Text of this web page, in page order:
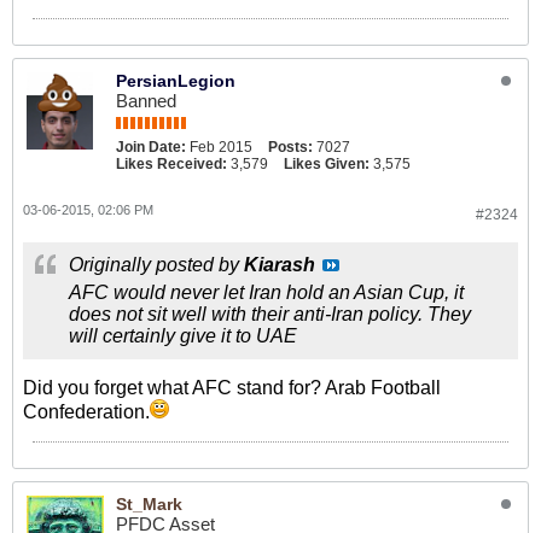
PersianLegion
Banned
Join Date: Feb 2015 Posts: 7027
Likes Received: 3,579 Likes Given: 3,575
#2324
03-06-2015, 02:06 PM
Originally posted byKiarash
AFC would never let Iran hold an Asian Cup, it
does not sit well with their anti-Iran policy. They
will certainly give it to UAE
Did you forget what AFC stand for? Arab Football
Confederation.
St_Mark
PFDC Asset